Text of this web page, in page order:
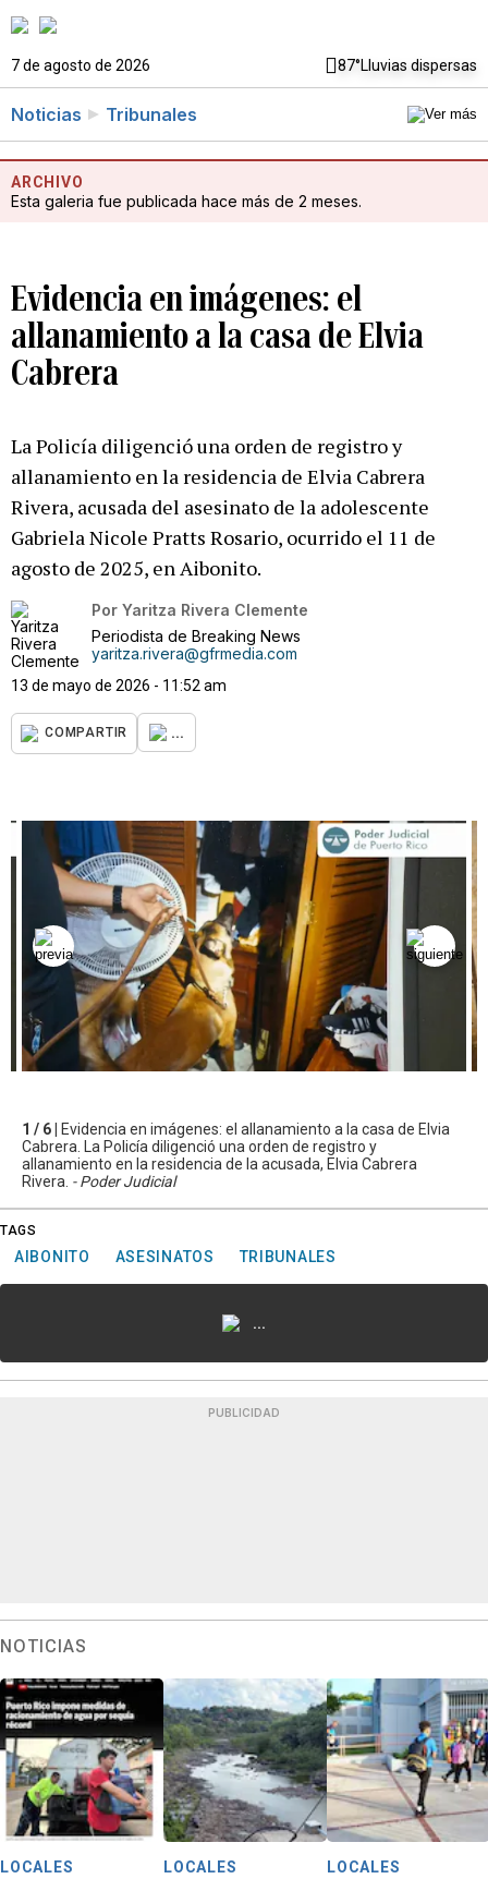
7 de agosto de 2026 87°Lluvias dispersas
Noticias Tribunales
ARCHIVO
Esta galeria fue publicada hace más de 2 meses.
Evidencia en imágenes: el
allanamiento a la casa de Elvia
Cabrera
La Policía diligenció una orden de registro y
allanamiento en la residencia de Elvia Cabrera
Rivera, acusada del asesinato de la adolescente
Gabriela Nicole Pratts Rosario, ocurrido el 11 de
agosto de 2025, en Aibonito.
Por Yaritza Rivera Clemente
Periodista de Breaking News
yaritza.rivera@gfrmedia.com
13 de mayo de 2026 - 11:52 am
COMPARTIR ...
1 / 6 |
Evidencia en imágenes: el allanamiento a la casa de Elvia
Cabrera. La Policía diligenció una orden de registro y
allanamiento en la residencia de la acusada, Elvia Cabrera
Rivera. - Poder Judicial
TAGS
AIBONITO ASESINATOS TRIBUNALES
...
PUBLICIDAD
NOTICIAS
LOCALES LOCALES LOCALES